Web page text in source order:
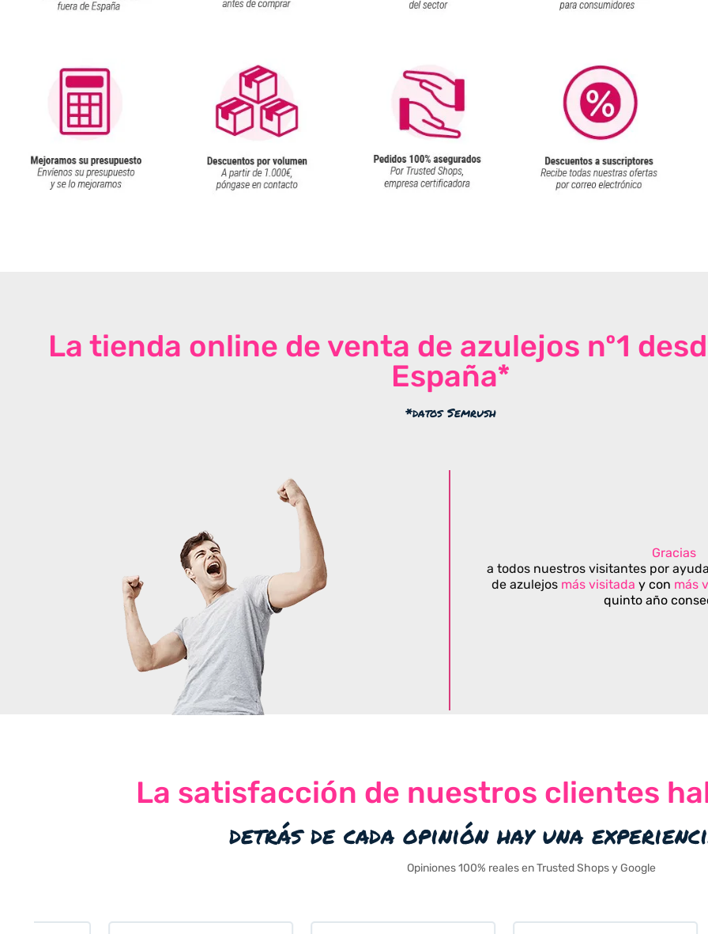
La tienda online de venta de azulejos nº1
España*
*datos Semrush
Gracias
a todos nuestros visitantes por
de azulejos más visitada y con más
quinto año
La satisfacción de nuestros clientes
detrás de cada opinión hay una
Opiniones 100% reales en Trusted Shops y Google